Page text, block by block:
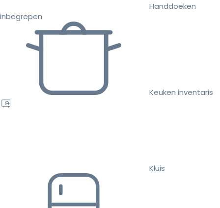
Handdoeken
inbegrepen
Keuken inventaris
Kluis